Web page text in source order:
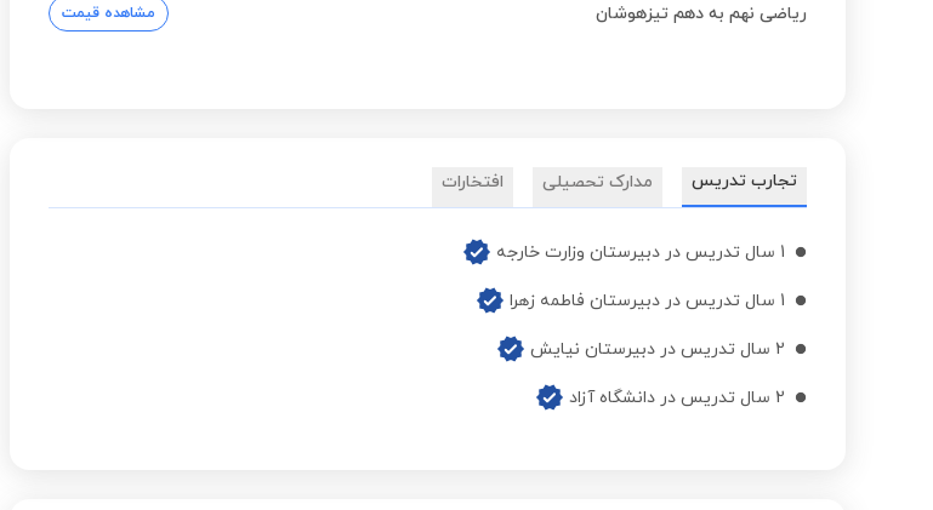
ریاضی نهم به دهم تیزهوشان مشاهده قیمت
تجارب تدریس مدارک تحصیلی افتخارات
1 سال تدریس در دبیرستان وزارت خارجه
1 سال تدریس در دبیرستان فاطمه زهرا
2 سال تدریس در دبیرستان نیایش
2 سال تدریس در دانشگاه آزاد